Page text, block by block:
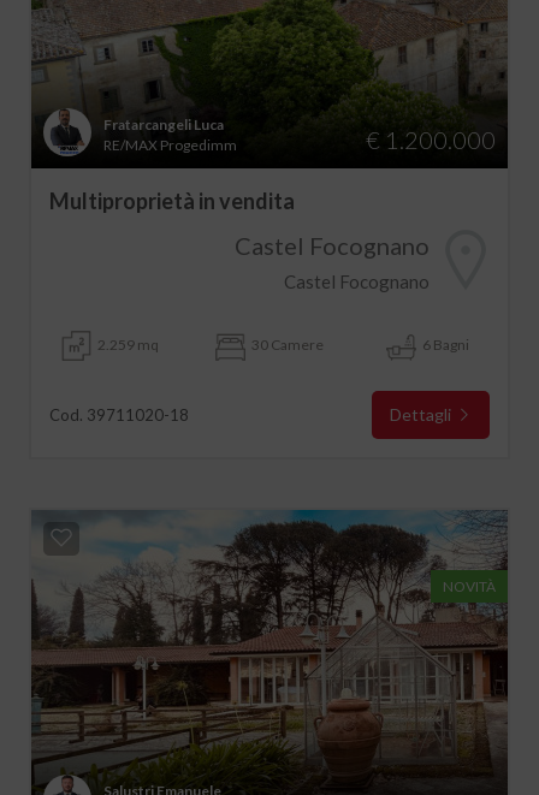
Fratarcangeli Luca
RE/MAX Progedimm
€ 1.200.000
Multiproprietà in vendita
Castel Focognano
Castel Focognano
2.259 mq 30 Camere 6 Bagni
Cod. 39711020-18 Dettagli
NOVITÀ
Salustri Emanuele